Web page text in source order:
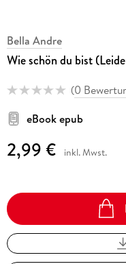
Bella Andre
Wie schön du bist
(0
eBook epub
2,99 € inkl. Mwst.